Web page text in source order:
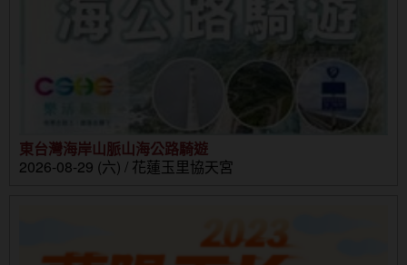
東台灣海岸山脈山海公路騎遊
2026-08-29 (六) / 花蓮玉里協天宮